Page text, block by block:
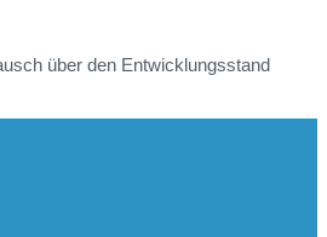
über den Entwicklungsstand